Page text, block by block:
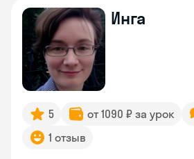
Инга
5 от 1090 ₽ за урок
1 отзыв